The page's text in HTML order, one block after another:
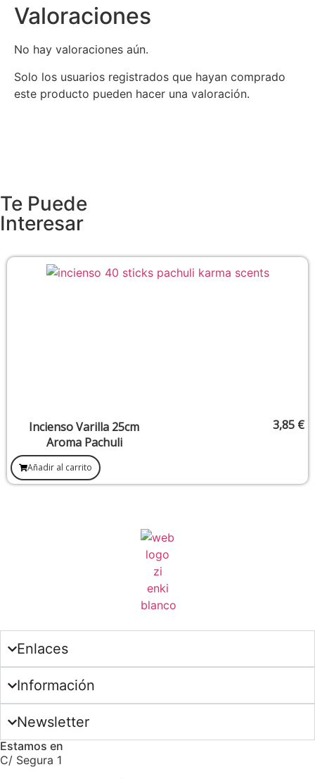
Valoraciones
No hay valoraciones aún.
Solo los usuarios registrados que hayan comprado
este producto pueden hacer una valoración.
Te Puede
Interesar
Incienso Varilla 25cm
Aroma Pachuli
3,85 €
Añadir al carrito
Enlaces
Información
Newsletter
Estamos en
C/ Segura 1